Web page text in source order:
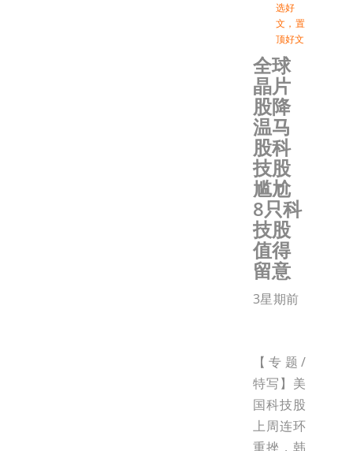
选好
文 ， 置
顶好文
全球
晶片
股降
温马
股科
技股
尴尬
8只科
技股
值得
留意
3星期前
【专题/
特写】美
国科技股
上周连环
重挫，韩